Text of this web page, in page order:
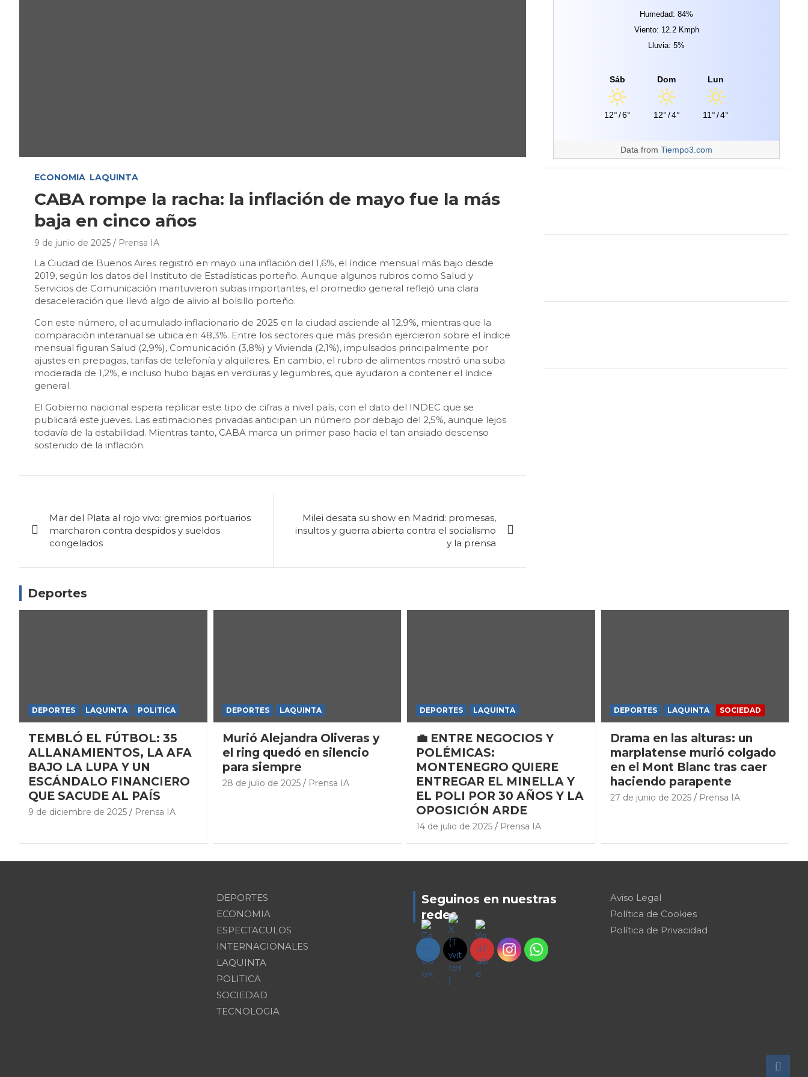
ECONOMIA LAQUINTA
CABA rompe la racha: la inflación de mayo fue la más
baja en cinco años
9 de junio de 2025 Prensa IA
La Ciudad de Buenos Aires registró en mayo una inflación del 1,6%, el índice mensual más bajo desde
2019, según los datos del Instituto de Estadísticas porteño. Aunque algunos rubros como Salud y
Servicios de Comunicación mantuvieron subas importantes, el promedio general reflejó una clara
desaceleración que llevó algo de alivio al bolsillo porteño.
Con este número, el acumulado inflacionario de 2025 en la ciudad asciende al 12,9%, mientras que la
comparación interanual se ubica en 48,3%. Entre los sectores que más presión ejercieron sobre el índice
mensual figuran Salud (2,9%), Comunicación (3,8%) y Vivienda (2,1%), impulsados principalmente por
ajustes en prepagas, tarifas de telefonía y alquileres. En cambio, el rubro de alimentos mostró una suba
moderada de 1,2%, e incluso hubo bajas en verduras y legumbres, que ayudaron a contener el índice
general.
El Gobierno nacional espera replicar este tipo de cifras a nivel país, con el dato del INDEC que se
publicará este jueves. Las estimaciones privadas anticipan un número por debajo del 2,5%, aunque lejos
todavía de la estabilidad. Mientras tanto, CABA marca un primer paso hacia el tan ansiado descenso
sostenido de la inflación.
de
entradas
Mar del Plata al rojo vivo: gremios portuarios
marcharon contra despidos y sueldos
congelados
Milei desata su show en Madrid: promesas,
insultos y guerra abierta contra el socialismo
y la prensa
Humedad: 84%
Viento: 12.2 Kmph
Lluvia: 5%
Sáb
12°/6°
Dom
12°/4°
Lun
11°/4°
Data fromTiempo3.com
Deportes
DEPORTES LAQUINTA POLITICA
TEMBLÓ EL FÚTBOL: 35
ALLANAMIENTOS, LA AFA
BAJO LA LUPA Y UN
ESCÁNDALO FINANCIERO
QUE SACUDE AL PAÍS
9 de diciembre de 2025 Prensa IA
DEPORTES LAQUINTA
Murió Alejandra Oliveras y
el ring quedó en silencio
para siempre
28 de julio de 2025 Prensa IA
DEPORTES LAQUINTA
💼 ENTRE NEGOCIOS Y
POLÉMICAS:
MONTENEGRO QUIERE
ENTREGAR EL MINELLA Y
EL POLI POR 30 AÑOS Y LA
OPOSICIÓN ARDE
14 de julio de 2025 Prensa IA
DEPORTES LAQUINTA SOCIEDAD
Drama en las alturas: un
marplatense murió colgado
en el Mont Blanc tras caer
haciendo parapente
27 de junio de 2025 Prensa IA
DEPORTES
ECONOMIA
ESPECTACULOS
INTERNACIONALES
LAQUINTA
POLITICA
SOCIEDAD
TECNOLOGIA
Seguinos en nuestras
redes
Aviso Legal
Política de Cookies
Política de Privacidad